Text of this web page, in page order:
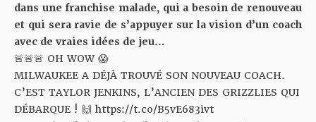
dans une franchise malade, qui a besoin de renouveau
et qui sera ravie de s’appuyer sur la vision d’un coach
avec de vraies idées de jeu…
🚨🚨🚨 OH WOW 😱
MILWAUKEE A DÉJÀ TROUVÉ SON NOUVEAU COACH.
C’EST TAYLOR JENKINS, L’ANCIEN DES GRIZZLIES QUI
DÉBARQUE ! 🙌 https://t.co/B5vE683ivt